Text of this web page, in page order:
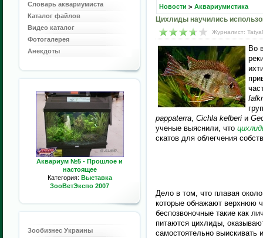
Словарь аквариумиста
Каталог файлов
Видео каталог
Фотогалерея
Анекдоты
Аквариум №5 - Прошлое и
настоящее
Категория: Выставка
ЗооВетЭкспо 2007
Зообизнес Украины
Новости > Аквариумистика
Цихлиды научились
Журналист:
Во
pappaterra, Cichla kelberi и
ученые выяснили, что
скатов для облегчения
Дело в том, что плавая
которые обнажают верхнюю
беспозвоночные такие как
питаются цихлиды,
самостоятельно выискивать